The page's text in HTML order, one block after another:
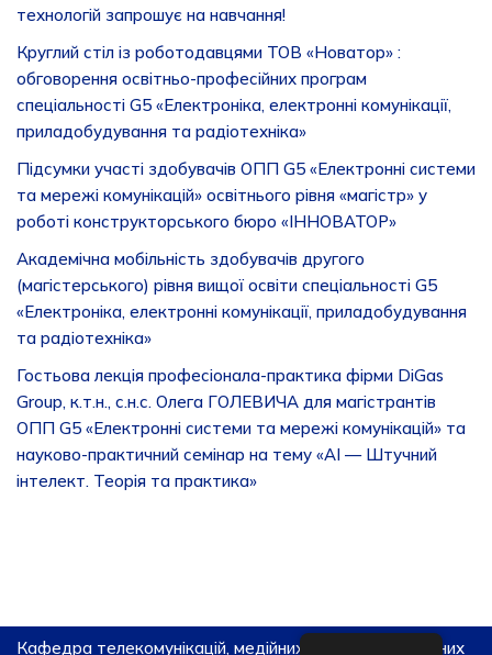
технологій запрошує на навчання!
Круглий стіл із роботодавцями ТОВ «Новатор» :
обговорення освітньо-професійних програм
спеціальності G5 «Електроніка, електронні комунікації,
приладобудування та радіотехніка»
Підсумки участі здобувачів ОПП G5 «Електронні системи
та мережі комунікацій» освітнього рівня «магістр» у
роботі конструкторського бюро «ІННОВАТОР»
Академічна мобільність здобувачів другого
(магістерського) рівня вищої освіти спеціальності G5
«Електроніка, електронні комунікації, приладобудування
та радіотехніка»
Гостьова лекція професіонала-практика фірми DiGas
Group, к.т.н., с.н.с. Олега ГОЛЕВИЧА для магістрантів
ОПП G5 «Електронні системи та мережі комунікацій» та
науково-практичний семінар на тему «AI — Штучний
інтелект. Теорія та практика»
Кафедра телекомунікацій, медійних та інтелектуальних